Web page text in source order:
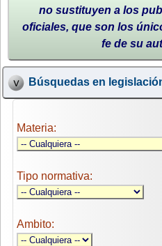
no sustituyen a los
oficiales, que son los
fe de su
Búsquedas en
Materia:
Tipo normativa:
Ambito: